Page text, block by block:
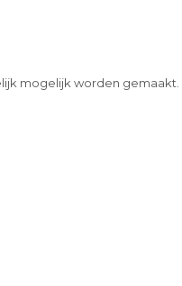
mogelijk worden gemaakt.